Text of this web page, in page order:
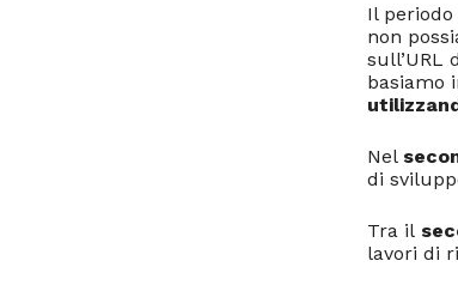
Il
non
sull’URL
basiamo
Nel
di
Tra il
lavori di